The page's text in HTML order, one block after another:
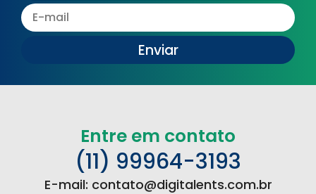
Enviar
Entre em contato
(11) 99964-3193
E-mail: contato@digitalents.com.br